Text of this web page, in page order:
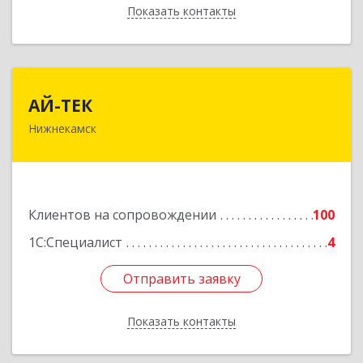
Показать контакты
Назад
АЙ-ТЕК
Нижнекамск
Клиентов на сопровождении
100
1С:Специалист
4
Отправить заявку
Показать контакты
423570, Татарстан Респ, Нижнекамский р-н,
Подробнее
Отправить заявку
Назад